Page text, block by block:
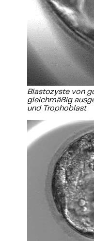
Blastozyste von
gleichmäßig
und Trophoblast